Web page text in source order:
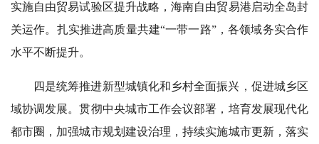
实施自由贸易试验区提升战略，海南自由贸易港启动全岛封
关运作。扎实推进高质量共建“一带一路”，各领域务实合作
水平不断提升。
四是统筹推进新型城镇化和乡村全面振兴，促进城乡区
域协调发展。贯彻中央城市工作会议部署，培育发展现代化
都市圈，加强城市规划建设治理，持续实施城市更新，落实